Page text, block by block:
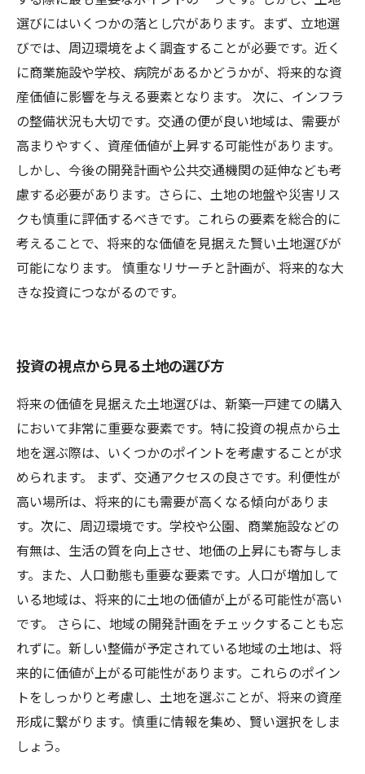
選びにはいくつかの落とし穴があります。まず、立地選
びでは、周辺環境をよく調査することが必要です。近く
に商業施設や学校、病院があるかどうかが、将来的な資
産価値に影響を与える要素となります。 次に、インフラ
の整備状況も大切です。交通の便が良い地域は、需要が
高まりやすく、資産価値が上昇する可能性があります。
しかし、今後の開発計画や公共交通機関の延伸なども考
慮する必要があります。さらに、土地の地盤や災害リス
クも慎重に評価するべきです。これらの要素を総合的に
考えることで、将来的な価値を見据えた賢い土地選びが
可能になります。 慎重なリサーチと計画が、将来的な大
きな投資につながるのです。
投資の視点から見る土地の選び方
将来の価値を見据えた土地選びは、新築一戸建ての購入
において非常に重要な要素です。特に投資の視点から土
地を選ぶ際は、いくつかのポイントを考慮することが求
められます。 まず、交通アクセスの良さです。利便性が
高い場所は、将来的にも需要が高くなる傾向がありま
す。次に、周辺環境です。学校や公園、商業施設などの
有無は、生活の質を向上させ、地価の上昇にも寄与しま
す。また、人口動態も重要な要素です。人口が増加して
いる地域は、将来的に土地の価値が上がる可能性が高い
です。 さらに、地域の開発計画をチェックすることも忘
れずに。新しい整備が予定されている地域の土地は、将
来的に価値が上がる可能性があります。これらのポイン
トをしっかりと考慮し、土地を選ぶことが、将来の資産
形成に繋がります。慎重に情報を集め、賢い選択をしま
しょう。